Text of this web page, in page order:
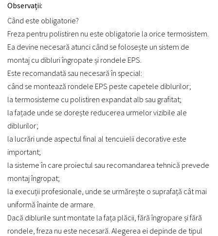
Observații:
Când este obligatorie?
Freza pentru polistiren nu este obligatorie la orice termosistem.
Ea devine necesară atunci când se folosește un sistem de
montaj cu dibluri îngropate și rondele EPS.
Este recomandată sau necesară în special:
când se montează rondele EPS peste capetele diblurilor;
la termosisteme cu polistiren expandat alb sau grafitat;
la fațade unde se dorește reducerea urmelor vizibile ale
diblurilor;
la lucrări unde aspectul final al tencuielii decorative este
important;
la sisteme în care proiectul sau recomandarea tehnică prevede
montaj îngropat;
la execuții profesionale, unde se urmărește o suprafață cât mai
uniformă înainte de armare.
Dacă diblurile sunt montate la fața plăcii, fără îngropare și fără
rondele, freza nu este necesară. Alegerea ei depinde de tipul